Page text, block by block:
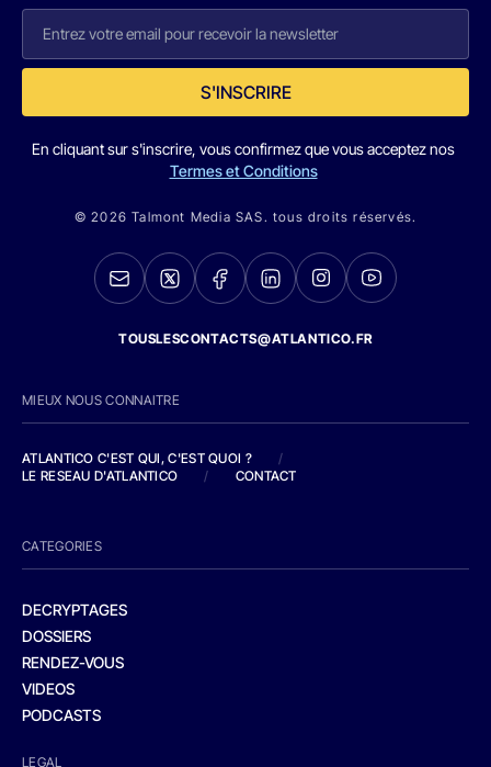
S'INSCRIRE
En cliquant sur s'inscrire, vous confirmez que vous acceptez nos
Termes et Conditions
© 2026 Talmont Media SAS. tous droits réservés.
TOUSLESCONTACTS@ATLANTICO.FR
MIEUX NOUS CONNAITRE
ATLANTICO C'EST QUI, C'EST QUOI ?
/
LE RESEAU D'ATLANTICO
/ CONTACT
CATEGORIES
DECRYPTAGES
DOSSIERS
RENDEZ-VOUS
VIDEOS
PODCASTS
LEGAL